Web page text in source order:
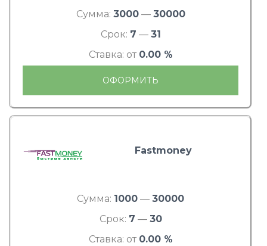
Сумма: 3000— 30000
Срок: 7 — 31
Ставка: от 0.00 %
ОФОРМИТЬ
Fastmoney
Сумма: 1000 — 30000
Срок: 7 — 30
Ставка: от 0.00 %